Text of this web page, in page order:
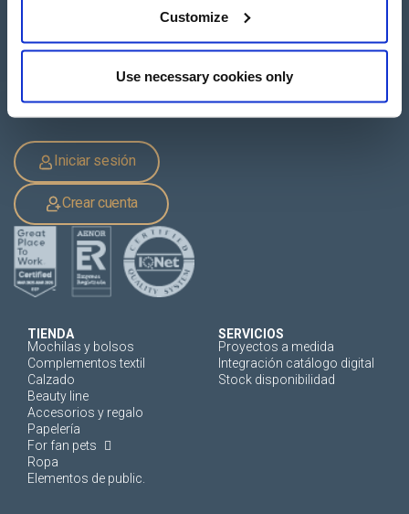
Customize
Use necessary cookies only
+39 0694 806 334
Iniciar sesión
Crear cuenta
TIENDA
Mochilas y bolsos
Complementos textil
Calzado
Beauty line
Accesorios y regalo
Papelería
For fan pets
Ropa
Elementos de public.
SERVICIOS
Proyectos a medida
Integración catálogo digital
Stock disponibilidad